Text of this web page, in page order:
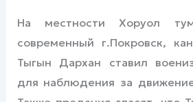
На местности Хоруол
современный г.Покровск,
Тыгын Дархан ставил
для наблюдения за